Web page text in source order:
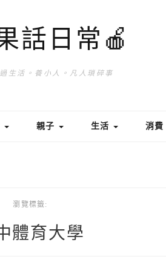
話日常🍎
生活。養小人。凡人瑣碎事
親子 生活 消費
瀏覽標籤:
體育大學